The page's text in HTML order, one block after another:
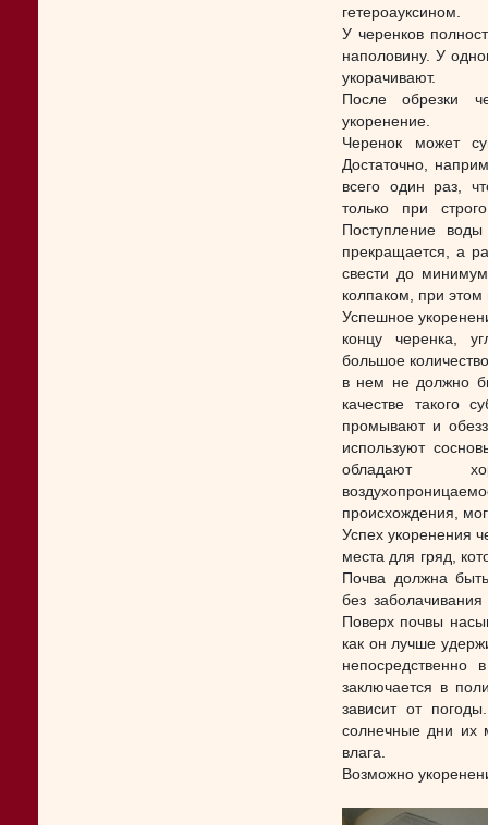
гетероауксином.
У черенков
наполовину. У
укорачивают.
После обрезки
укоренение.
Черенок может
Достаточно,
всего один раз,
только при
Поступление
прекращается, а
свести до
колпаком, при
Успешное
концу черенка,
большое
в нем не должно
качестве такого
промывают и
используют
обладают
происхождения,
Успех укоренения
места для гряд,
Почва должна
без
Поверх почвы
как он лучше
заключается в
зависит от
солнечные дни их
влага.
Возможно